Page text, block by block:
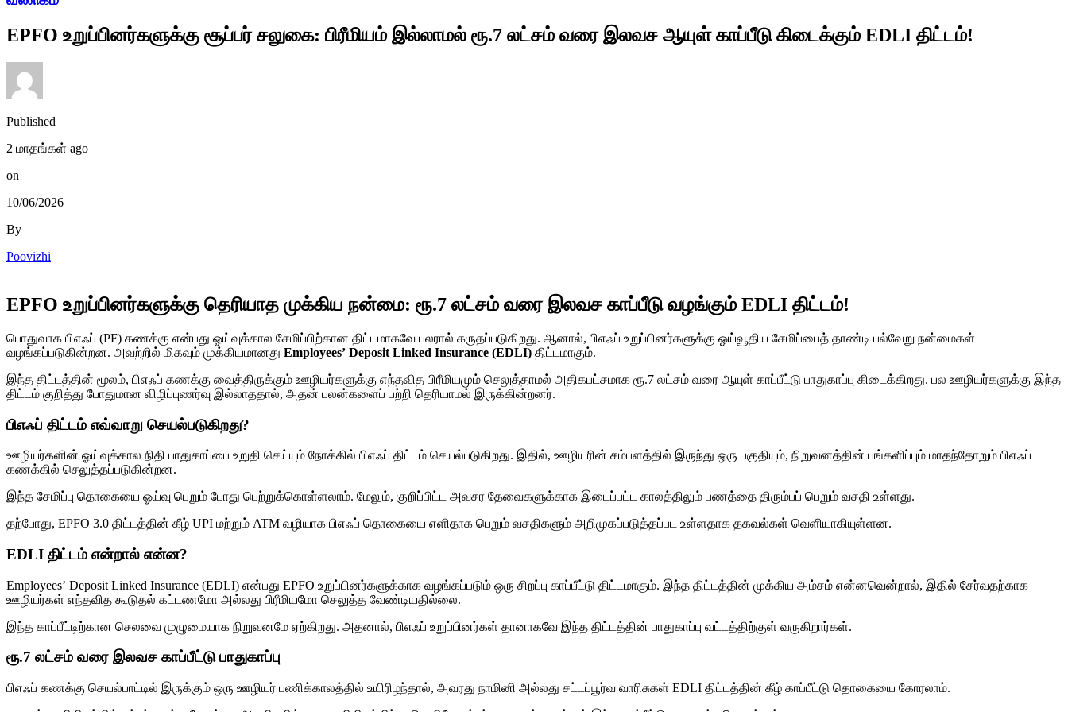
EPFO உறுப்பினர்களுக்கு சூப்பர் சலுகை: பிரீமியம் இல்லாமல் ரூ.7 லட்சம் வரை இலவச ஆயுள் காப்பீடு கிடைக்கும் EDLI திட்டம்!
Published
2 மாதங்கள் ago
on
10/06/2026
By
Poovizhi
EPFO உறுப்பினர்களுக்கு தெரியாத முக்கிய நன்மை: ரூ.7 லட்சம் வரை இலவச காப்பீடு வழங்கும் EDLI திட்டம்!
பொதுவாக பிஎஃப் (PF) கணக்கு என்பது ஓய்வுக்கால சேமிப்பிற்கான திட்டமாகவே பலரால் கருதப்படுகிறது. ஆனால், பிஎஃப் உறுப்பினர்களுக்கு ஓய்வூதிய சேமிப்பைத் தாண்டி பல்வேறு நன்மைகள்
வழங்கப்படுகின்றன. அவற்றில் மிகவும் முக்கியமானது Employees’ Deposit Linked Insurance (EDLI) திட்டமாகும்.
இந்த திட்டத்தின் மூலம், பிஎஃப் கணக்கு வைத்திருக்கும் ஊழியர்களுக்கு எந்தவித பிரீமியமும் செலுத்தாமல் அதிகபட்சமாக ரூ.7 லட்சம் வரை ஆயுள் காப்பீட்டு பாதுகாப்பு கிடைக்கிறது. பல ஊழியர்களுக்கு இந்த
திட்டம் குறித்து போதுமான விழிப்புணர்வு இல்லாததால், அதன் பலன்களைப் பற்றி தெரியாமல் இருக்கின்றனர்.
பிஎஃப் திட்டம் எவ்வாறு செயல்படுகிறது?
ஊழியர்களின் ஓய்வுக்கால நிதி பாதுகாப்பை உறுதி செய்யும் நோக்கில் பிஎஃப் திட்டம் செயல்படுகிறது. இதில், ஊழியரின் சம்பளத்தில் இருந்து ஒரு பகுதியும், நிறுவனத்தின் பங்களிப்பும் மாதந்தோறும் பிஎஃப்
கணக்கில் செலுத்தப்படுகின்றன.
இந்த சேமிப்பு தொகையை ஓய்வு பெறும் போது பெற்றுக்கொள்ளலாம். மேலும், குறிப்பிட்ட அவசர தேவைகளுக்காக இடைப்பட்ட காலத்திலும் பணத்தை திரும்பப் பெறும் வசதி உள்ளது.
தற்போது, EPFO 3.0 திட்டத்தின் கீழ் UPI மற்றும் ATM வழியாக பிஎஃப் தொகையை எளிதாக பெறும் வசதிகளும் அறிமுகப்படுத்தப்பட உள்ளதாக தகவல்கள் வெளியாகியுள்ளன.
EDLI திட்டம் என்றால் என்ன?
Employees’ Deposit Linked Insurance (EDLI) என்பது EPFO உறுப்பினர்களுக்காக வழங்கப்படும் ஒரு சிறப்பு காப்பீட்டு திட்டமாகும். இந்த திட்டத்தின் முக்கிய அம்சம் என்னவென்றால், இதில் சேர்வதற்காக
ஊழியர்கள் எந்தவித கூடுதல் கட்டணமோ அல்லது பிரீமியமோ செலுத்த வேண்டியதில்லை.
இந்த காப்பீட்டிற்கான செலவை முழுமையாக நிறுவனமே ஏற்கிறது. அதனால், பிஎஃப் உறுப்பினர்கள் தானாகவே இந்த திட்டத்தின் பாதுகாப்பு வட்டத்திற்குள் வருகிறார்கள்.
ரூ.7 லட்சம் வரை இலவச காப்பீட்டு பாதுகாப்பு
பிஎஃப் கணக்கு செயல்பாட்டில் இருக்கும் ஒரு ஊழியர் பணிக்காலத்தில் உயிரிழந்தால், அவரது நாமினி அல்லது சட்டப்பூர்வ வாரிசுகள் EDLI திட்டத்தின் கீழ் காப்பீட்டு தொகையை கோரலாம்.